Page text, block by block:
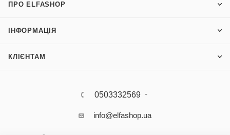
ПРО ELFASHOP
ІНФОРМАЦІЯ
КЛІЄНТАМ
0503332569
info@elfashop.ua